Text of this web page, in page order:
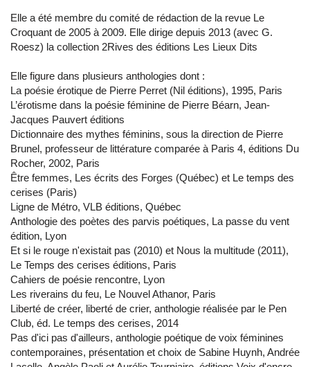
Elle a été membre du comité de rédaction de la revue Le
Croquant de 2005 à 2009. Elle dirige depuis 2013 (avec G.
Roesz) la collection 2Rives des éditions Les Lieux Dits
Elle figure dans plusieurs anthologies dont :
La poésie érotique de Pierre Perret (Nil éditions), 1995, Paris
L’érotisme dans la poésie féminine de Pierre Béarn, Jean-
Jacques Pauvert éditions
Dictionnaire des mythes féminins, sous la direction de Pierre
Brunel, professeur de littérature comparée à Paris 4, éditions Du
Rocher, 2002, Paris
Être femmes, Les écrits des Forges (Québec) et Le temps des
cerises (Paris)
Ligne de Métro, VLB éditions, Québec
Anthologie des poètes des parvis poétiques, La passe du vent
édition, Lyon
Et si le rouge n'existait pas (2010) et Nous la multitude (2011),
Le Temps des cerises éditions, Paris
Cahiers de poésie rencontre, Lyon
Les riverains du feu, Le Nouvel Athanor, Paris
Liberté de créer, liberté de crier, anthologie réalisée par le Pen
Club, éd. Le temps des cerises, 2014
Pas d'ici pas d'ailleurs, anthologie poétique de voix féminines
contemporaines, présentation et choix de Sabine Huynh, Andrée